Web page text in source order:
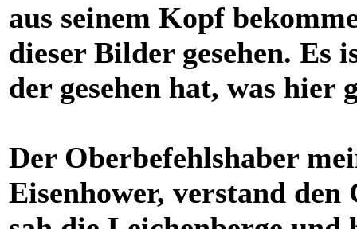
aus seinem Kopf
dieser Bilder gesehen. Es
der gesehen hat, was hier
Der Oberbefehlshaber
Eisenhower, verstand